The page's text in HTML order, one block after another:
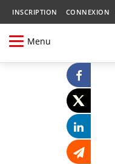
INSCRIPTION CONNEXION
Menu